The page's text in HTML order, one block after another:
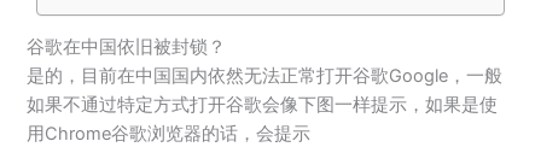
谷歌在中国依旧被封锁？
是的，目前在中国国内依然无法正常打开谷歌Google，一般
如果不通过特定方式打开谷歌会像下图一样提示，如果是使
用Chrome谷歌浏览器的话，会提示